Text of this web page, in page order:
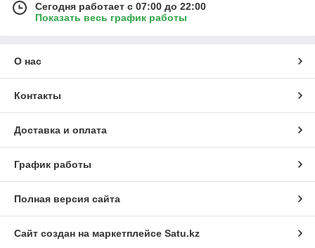
Сегодня работает с 07:00 до 22:00
Показать весь график работы
О нас
Контакты
Доставка и оплата
График работы
Полная версия сайта
Сайт создан на маркетплейсе Satu.kz